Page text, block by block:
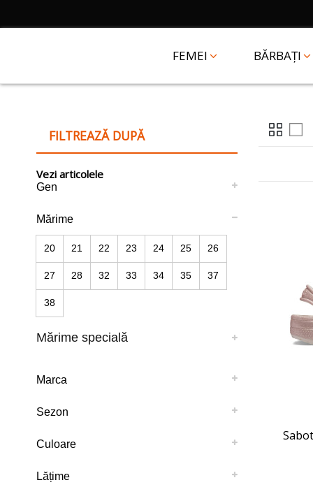
FEMEI BĂRBAȚI
FILTREAZĂ DUPĂ
Vezi articolele
Gen
Mărime
20 21 22 23 24 25 26
27 28 32 33 34 35 37
38
Mărime specială
Marca
Sezon
Culoare
Lățime